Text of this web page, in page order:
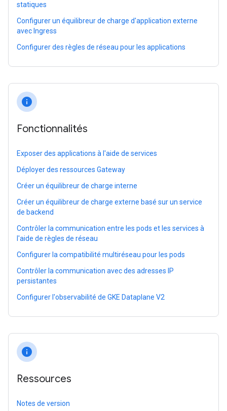
statiques
Configurer un équilibreur de charge d'application externe
avec Ingress
Configurer des règles de réseau pour les applications
info
Fonctionnalités
Exposer des applications à l'aide de services
Déployer des ressources Gateway
Créer un équilibreur de charge interne
Créer un équilibreur de charge externe basé sur un service
de backend
Contrôler la communication entre les pods et les services à
l'aide de règles de réseau
Configurer la compatibilité multiréseau pour les pods
Contrôler la communication avec des adresses IP
persistantes
Configurer l'observabilité de GKE Dataplane V2
info
Ressources
Notes de version